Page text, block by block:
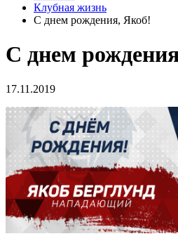
Клубная жизнь
С днем рождения, Якоб!
С днем
17.11.2019